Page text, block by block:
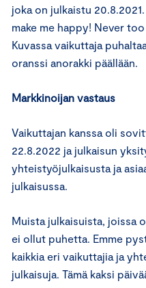
joka on julkaistu
make me happy! Never
Kuvassa vaikuttaja
oranssi anorakki päällään.
Markkinoijan vastaus
Vaikuttajan kanssa oli
22.8.2022 ja julkaisun
yhteistyöjulkaisusta ja
julkaisussa.
Muista julkaisuista, joissa
ei ollut puhetta. Emme
kaikkia eri vaikuttajia ja
julkaisuja. Tämä kaksi